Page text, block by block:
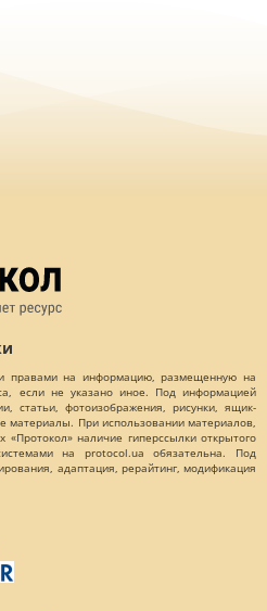
правами на информацию, размещенную на
если не указано иное. Под информацией
статьи, фотоизображения, рисунки, ящик-
материалы. При использовании материалов,
наличие гиперссылки открытого
на protocol.ua обязательна. Под
адаптация, рерайтинг, модификация